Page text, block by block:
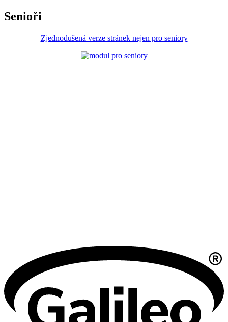
Senioři
Zjednodušená verze stránek nejen pro seniory